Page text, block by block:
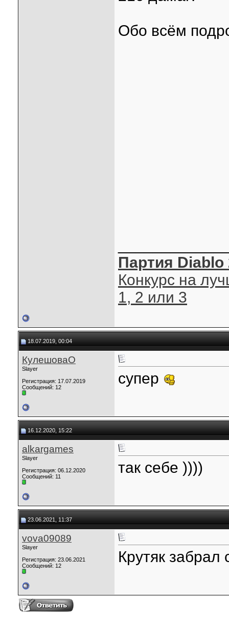
Обо всём
Партия
Конкурс на
1, 2 или 3
18.07.2019, 00:04
КулешоваО
Slayer
Регистрация: 17.07.2019
Сообщений: 12
супер
16.12.2020, 15:22
alkargames
Slayer
Регистрация: 06.12.2020
Сообщений: 11
так себе ))))
23.06.2021, 11:37
vova09089
Slayer
Регистрация: 23.06.2021
Сообщений: 12
Крутяк забрал